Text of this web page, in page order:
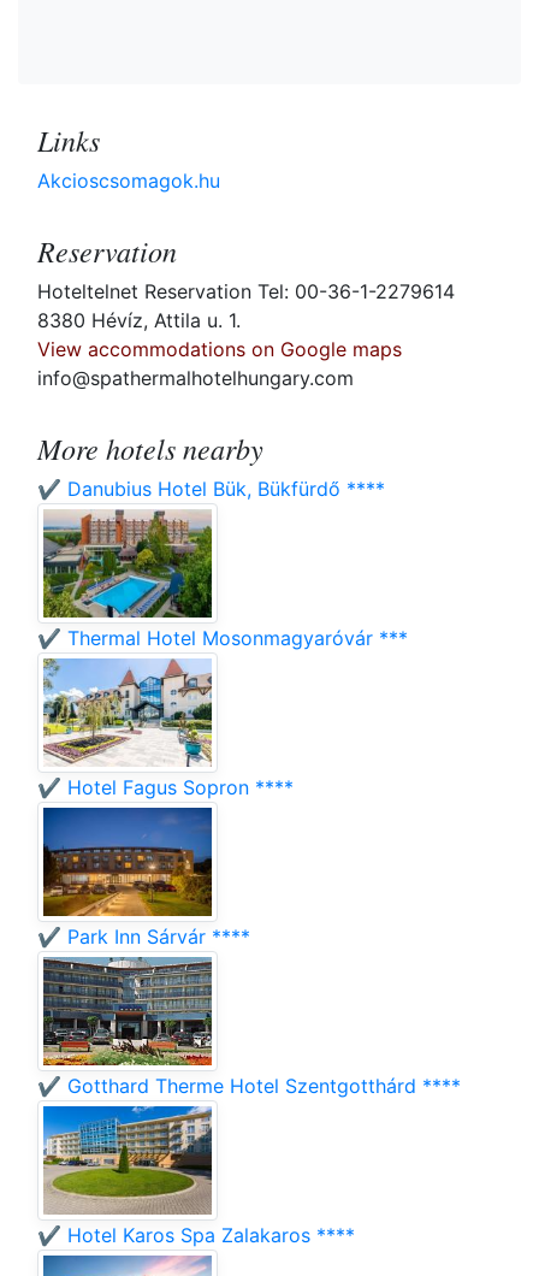
Links
Akcioscsomagok.hu
Reservation
Hoteltelnet Reservation Tel: 00-36-1-2279614
8380 Hévíz, Attila u. 1.
View accommodations on Google maps
info@spathermalhotelhungary.com
More hotels nearby
✔️ Danubius Hotel Bük, Bükfürdő ****
✔️ Thermal Hotel Mosonmagyaróvár ***
✔️ Hotel Fagus Sopron ****
✔️ Park Inn Sárvár ****
✔️ Gotthard Therme Hotel Szentgotthárd ****
✔️ Hotel Karos Spa Zalakaros ****